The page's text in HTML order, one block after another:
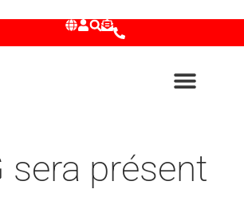
sera présent